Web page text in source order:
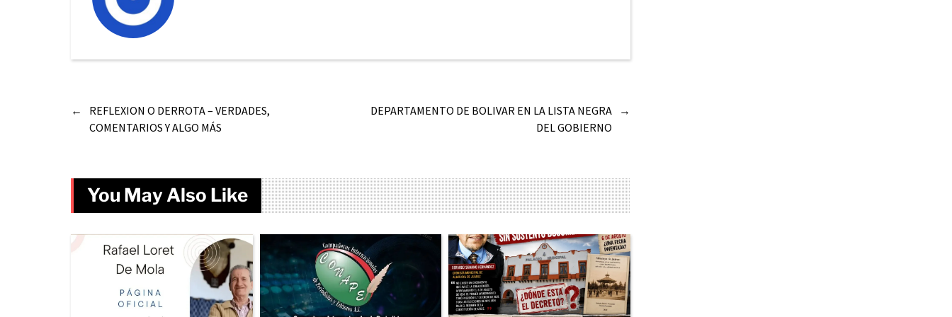
←
REFLEXION O DERROTA – VERDADES,
COMENTARIOS Y ALGO MÁS
→
DEPARTAMENTO DE BOLIVAR EN LA LISTA NEGRA
DEL GOBIERNO
You May Also Like